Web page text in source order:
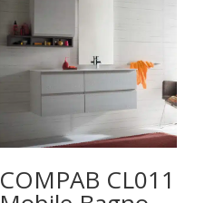
COMPAB CL011